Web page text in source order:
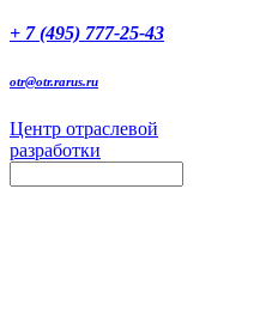
+ 7 (495) 777-25-43
otr@otr.rarus.ru
Центр отраслевой
разработки